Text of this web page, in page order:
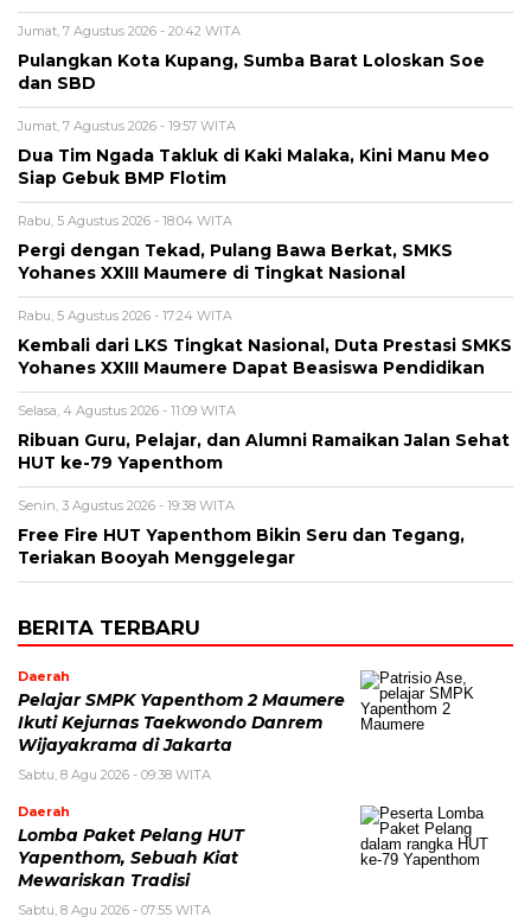
Jumat, 7 Agustus 2026 - 20:42 WITA
Pulangkan Kota Kupang, Sumba Barat Loloskan Soe
dan SBD
Jumat, 7 Agustus 2026 - 19:57 WITA
Dua Tim Ngada Takluk di Kaki Malaka, Kini Manu Meo
Siap Gebuk BMP Flotim
Rabu, 5 Agustus 2026 - 18:04 WITA
Pergi dengan Tekad, Pulang Bawa Berkat, SMKS
Yohanes XXIII Maumere di Tingkat Nasional
Rabu, 5 Agustus 2026 - 17:24 WITA
Kembali dari LKS Tingkat Nasional, Duta Prestasi SMKS
Yohanes XXIII Maumere Dapat Beasiswa Pendidikan
Selasa, 4 Agustus 2026 - 11:09 WITA
Ribuan Guru, Pelajar, dan Alumni Ramaikan Jalan Sehat
HUT ke-79 Yapenthom
Senin, 3 Agustus 2026 - 19:38 WITA
Free Fire HUT Yapenthom Bikin Seru dan Tegang,
Teriakan Booyah Menggelegar
BERITA TERBARU
Daerah
Pelajar SMPK Yapenthom 2 Maumere
Ikuti Kejurnas Taekwondo Danrem
Wijayakrama di Jakarta
Sabtu, 8 Agu 2026 - 09:38 WITA
Daerah
Lomba Paket Pelang HUT
Yapenthom, Sebuah Kiat
Mewariskan Tradisi
Sabtu, 8 Agu 2026 - 07:55 WITA